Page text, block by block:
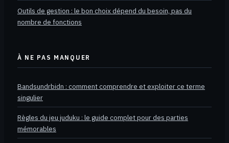
Outils de gestion : le bon choix dépend du besoin, pas du
nombre de fonctions
À NE PAS MANQUER
Bandsundrbidn : comment comprendre et exploiter ce terme
singulier
Règles du jeu juduku : le guide complet pour des parties
mémorables